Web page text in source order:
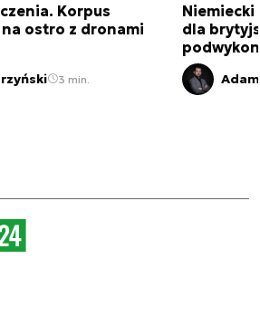
Korpus
ostro z dronami
3 min.
dla